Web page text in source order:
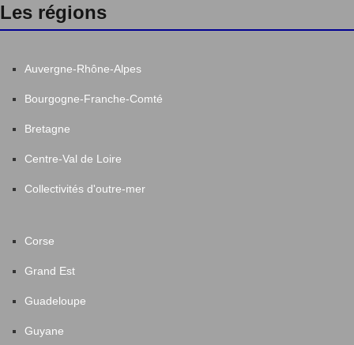
Les régions
Auvergne-Rhône-Alpes
Bourgogne-Franche-Comté
Bretagne
Centre-Val de Loire
Collectivités d'outre-mer
Corse
Grand Est
Guadeloupe
Guyane